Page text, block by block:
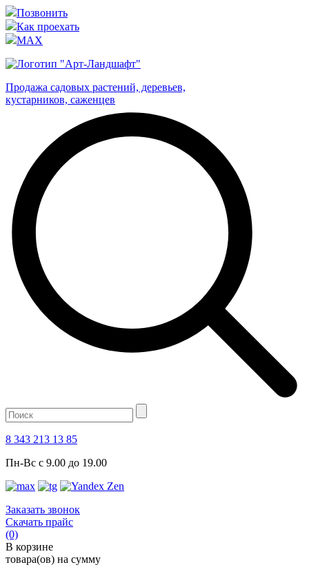
Позвонить
Как проехать
MAX
Продажа садовых растений, деревьев,
кустарников, саженцев
8 343 213 13 85
Пн-Вс с 9.00 до 19.00
Заказать звонок
Скачать прайс
(0)
В корзине
товара(ов) на сумму